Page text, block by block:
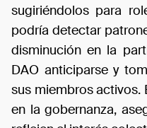
sugiriéndolos para
podría detectar
disminución en la
DAO anticiparse y
sus miembros activos.
en la gobernanza,